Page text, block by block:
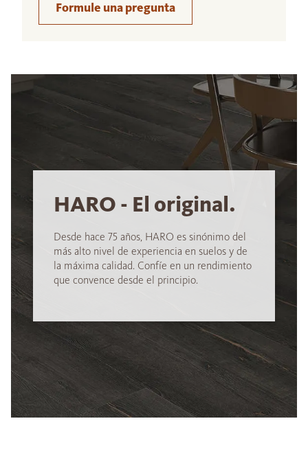
Formule una pregunta
HARO - El original.
Desde hace 75 años, HARO es sinónimo del
más alto nivel de experiencia en suelos y de
la máxima calidad. Confíe en un rendimiento
que convence desde el principio.